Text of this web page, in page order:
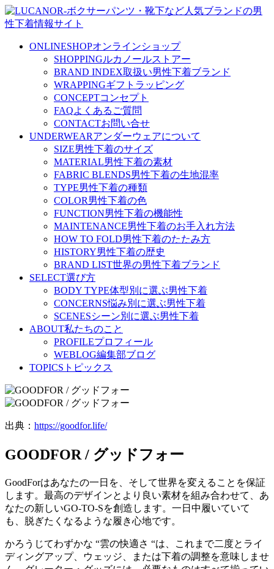
ONLINESHOPオンラインショップ
SHOPPINGルカノールストアー
BRAND INDEX取扱い男性下着ブランド
WRAPPINGギフトラッピング
CONCEPTコンセプト
FAQよくあるご質問
CONTACTお問い合せ
UNDERWEARアンダーウェアについて
SIZE男性下着のサイズ
MATERIAL男性下着の素材
FABRIC BLENDS男性下着の生地混率
TYPE男性下着の種類
COLOR男性下着の色
FUNCTION男性下着の機能性
MAINTENANCE男性下着のお手入れ方法
HOW TO FOLD男性下着のたたみ方
HISTORY男性下着の歴史
BRAND LIST世界の男性下着ブランド
SELECT選び方
BODY TYPE体型別に選ぶ男性下着
CONCERNS悩み別に選ぶ男性下着
SCENESシーン別に選ぶ男性下着
ABOUT私たちのこと
PROFILEプロフィール
WEBLOG編集部ブログ
TOPICS トピックス
出典： https://goodfor.life/
GOODFOR / グッドフォー
GoodForはあなたの一日を、そして世界を変えることを保証
します。最高のデザインとより良い素材を組み合わせて、あ
なたの新しいGO-TO-Sを創造します。一日中履いていて
も、脱ぎたくなるような履き心地です。
かろうじてわずかな “雲の快適さ “は、これまで二度とライ
ディングアップ、ウェッジ、または下着の調整を意味しませ